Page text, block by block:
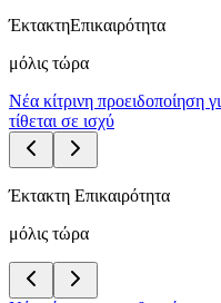
ΈκτακτηΕπικαιρότητα
μόλις τώρα
Νέα κίτρινη προειδοποίηση
τίθεται σε ισχύ
Έκτακτη Επικαιρότητα
μόλις τώρα